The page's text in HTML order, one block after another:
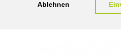
Ablehnen